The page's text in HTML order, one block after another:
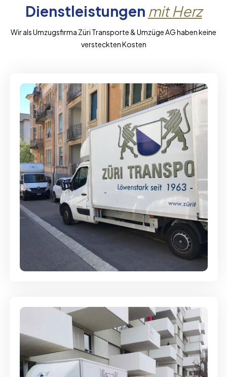
Dienstleistungen mit Herz
Wir als Umzugsfirma Züri Transporte & Umzüge AG haben keine
versteckten Kosten
Full-Service - Für Privatumzüge